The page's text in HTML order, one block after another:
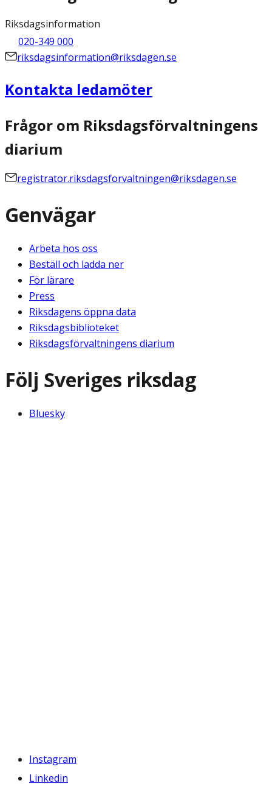
Riksdagsinformation
020-349 000
riksdagsinformation@riksdagen.se
Kontakta ledamöter
Frågor om Riksdagsförvaltningens
diarium
registrator.riksdagsforvaltningen@riksdagen.se
Genvägar
Arbeta hos oss
Beställ och ladda ner
För lärare
Press
Riksdagens öppna data
Riksdagsbiblioteket
Riksdagsförvaltningens diarium
Följ Sveriges riksdag
Bluesky
Instagram
Linkedin